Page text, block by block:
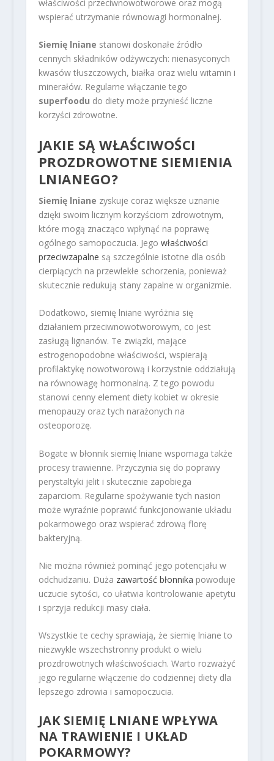
właściwości przeciwnowotworowe oraz mogą
wspierać utrzymanie równowagi hormonalnej.
Siemię lniane stanowi doskonałe źródło
cennych składników odżywczych: nienasyconych
kwasów tłuszczowych, białka oraz wielu witamin i
minerałów. Regularne włączanie tego
superfoodu do diety może przynieść liczne
korzyści zdrowotne.
JAKIE SĄ WŁAŚCIWOŚCI
PROZDROWOTNE SIEMIENIA
LNIANEGO?
Siemię lniane zyskuje coraz większe uznanie
dzięki swoim licznym korzyściom zdrowotnym,
które mogą znacząco wpłynąć na poprawę
ogólnego samopoczucia. Jego właściwości
przeciwzapalne są szczególnie istotne dla osób
cierpiących na przewlekłe schorzenia, ponieważ
skutecznie redukują stany zapalne w organizmie.
Dodatkowo, siemię lniane wyróżnia się
działaniem przeciwnowotworowym, co jest
zasługą lignanów. Te związki, mające
estrogenopodobne właściwości, wspierają
profilaktykę nowotworową i korzystnie oddziałują
na równowagę hormonalną. Z tego powodu
stanowi cenny element diety kobiet w okresie
menopauzy oraz tych narażonych na
osteoporozę.
Bogate w błonnik siemię lniane wspomaga także
procesy trawienne. Przyczynia się do poprawy
perystaltyki jelit i skutecznie zapobiega
zaparciom. Regularne spożywanie tych nasion
może wyraźnie poprawić funkcjonowanie układu
pokarmowego oraz wspierać zdrową florę
bakteryjną.
Nie można również pominąć jego potencjału w
odchudzaniu. Duża zawartość błonnika powoduje
uczucie sytości, co ułatwia kontrolowanie apetytu
i sprzyja redukcji masy ciała.
Wszystkie te cechy sprawiają, że siemię lniane to
niezwykle wszechstronny produkt o wielu
prozdrowotnych właściwościach. Warto rozważyć
jego regularne włączenie do codziennej diety dla
lepszego zdrowia i samopoczucia.
JAK SIEMIĘ LNIANE WPŁYWA
NA TRAWIENIE I UKŁAD
POKARMOWY?